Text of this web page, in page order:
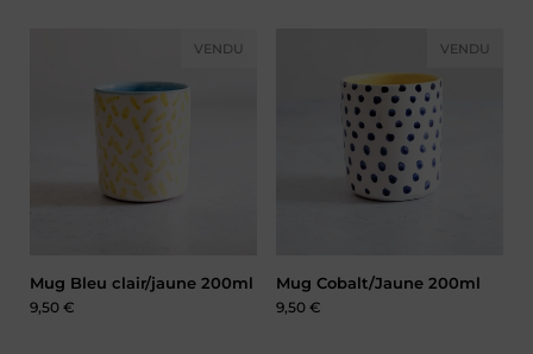
Mug Bleu clair/jaune 200ml
Prix :
9,50 €
VENDU
Mug Cobalt/Jaune 200ml
Prix :
9,50 €
VENDU